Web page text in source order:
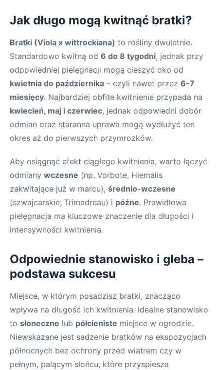
Jak długo mogą kwitnąć bratki?
Bratki (Viola x wittrockiana) to rośliny dwuletnie.
Standardowo kwitną od 6 do 8 tygodni, jednak przy
odpowiedniej pielęgnacji mogą cieszyć oko od
kwietnia do października – czyli nawet przez 6-7
miesięcy. Najbardziej obfite kwitnienie przypada na
kwiecień, maj i czerwiec, jednak odpowiedni dobór
odmian oraz staranna uprawa mogą wydłużyć ten
okres aż do pierwszych przymrozków.
Aby osiągnąć efekt ciągłego kwitnienia, warto łączyć
odmiany wczesne (np. Vorbote, Hiemalis
zakwitające już w marcu), średnio-wczesne
(szwajcarskie, Trimadreau) i późne. Prawidłowa
pielęgnacja ma kluczowe znaczenie dla długości i
intensywności kwitnienia.
Odpowiednie stanowisko i gleba –
podstawa sukcesu
Miejsce, w którym posadzisz bratki, znacząco
wpływa na długość ich kwitnienia. Idealne stanowisko
to słoneczne lub półcieniste miejsce w ogrodzie.
Niewskazane jest sadzenie bratków na ekspozycjach
północnych bez ochrony przed wiatrem czy w
pełnym, palącym słońcu, które przyspiesza